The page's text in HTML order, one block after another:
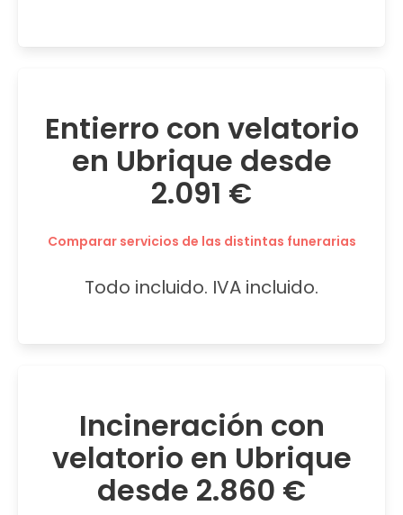
Entierro con velatorio
en Ubrique desde
2.091 €
Comparar servicios de las distintas funerarias
Todo incluido. IVA incluido.
Incineración con
velatorio en Ubrique
desde 2.860 €